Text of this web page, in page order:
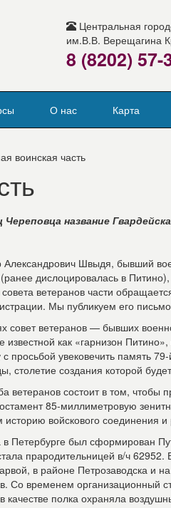
Центральная
им.В.В. Верещагина
8 (8202) 57-
О нас Карта
воинская часть
название
Александрович Швыдя, бывший
дислоцировалась в Питино),
ветеранов части
Мы публикуем его
совет ветеранов — бывших
известной как «гарнизон
с просьбой увековечить память
столетие создания которой
ветеранов состоит в том, чтобы
85-миллиметровую
войскового соединения и
был сформирован
прародительницей в/ч
в районе Петрозаводска и
Со временем организационный
полка охраняла